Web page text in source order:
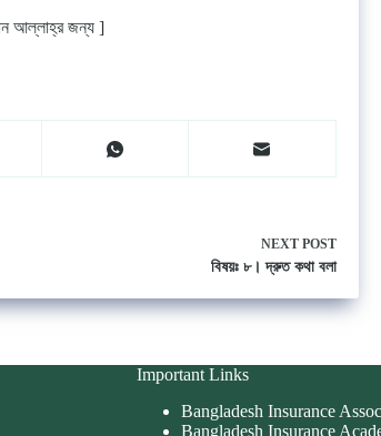
আল্লাহ্‌র জন্য ]
NEXT POST
বিষয়ঃ ৮। দ্রুত কথা বলা
Important Links
Bangladesh Insurance
Bangladesh Insurance